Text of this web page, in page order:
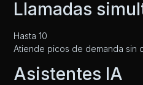
Llamadas
Hasta 10
Atiende picos de demanda sin
Asistentes IA